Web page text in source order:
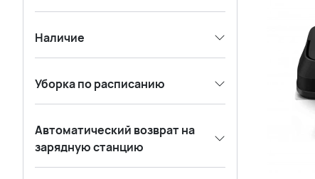
Наличие
Уборка по расписанию
Автоматический возврат на
зарядную станцию